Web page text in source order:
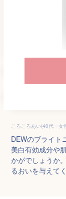
ころころあい(40代・女
DEWのブライト
美白有効成分や
かがでしょうか
るおいを与えて